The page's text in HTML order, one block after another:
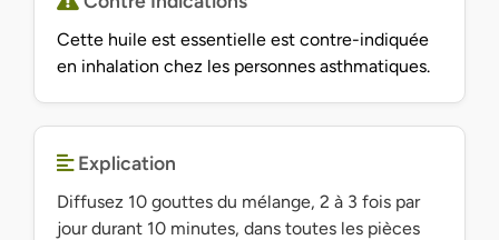
Cette huile est essentielle est contre-indiquée
en inhalation chez les personnes asthmatiques.
Explication
Diffusez 10 gouttes du mélange, 2 à 3 fois par
jour durant 10 minutes, dans toutes les pièces